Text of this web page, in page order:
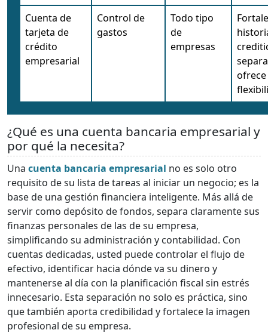
Cuenta de
tarjeta de
crédito
empresarial
Control de
gastos
Todo tipo
de
empresas
ofrece
¿Qué es una cuenta bancaria empresarial y
por qué la necesita?
Una cuenta bancaria empresarial no es solo otro
requisito de su lista de tareas al iniciar un negocio; es la
base de una gestión financiera inteligente. Más allá de
servir como depósito de fondos, separa claramente sus
finanzas personales de las de su empresa,
simplificando su administración y contabilidad. Con
cuentas dedicadas, usted puede controlar el flujo de
efectivo, identificar hacia dónde va su dinero y
mantenerse al día con la planificación fiscal sin estrés
innecesario. Esta separación no solo es práctica, sino
que también aporta credibilidad y fortalece la imagen
profesional de su empresa.